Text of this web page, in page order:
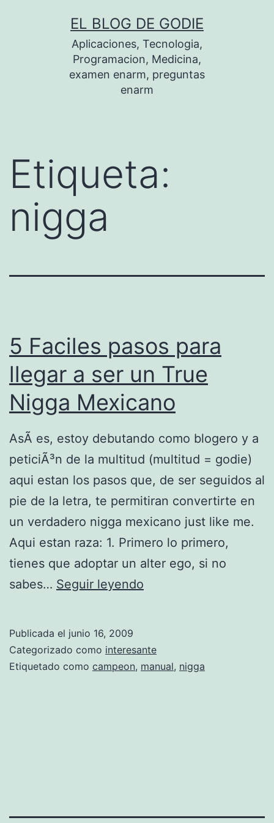
EL BLOG DE GODIE
Aplicaciones, Tecnologia,
Programacion, Medicina,
examen enarm, preguntas
enarm
Etiqueta:
nigga
5 Faciles pasos para
llegar a ser un True
Nigga Mexicano
AsÃ­ es, estoy debutando como blogero y a
peticiÃ³n de la multitud (multitud = godie)
aqui estan los pasos que, de ser seguidos al
pie de la letra, te permitiran convertirte en
un verdadero nigga mexicano just like me.
Aqui estan raza: 1. Primero lo primero,
tienes que adoptar un alter ego, si no
sabes… Seguir leyendo
c
i
o
Publicada el junio 16, 2009
Categorizado como interesante
Etiquetado como campeon, manual, nigga